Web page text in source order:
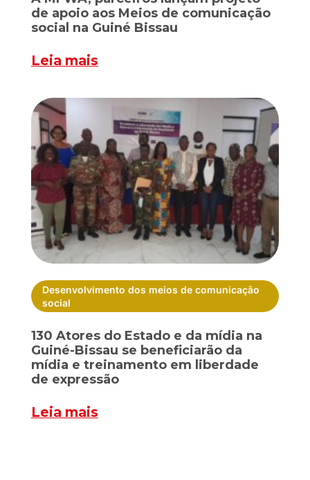
de apoio aos Meios de comunicação
social na Guiné Bissau
Leia mais
Desenvolvimento dos meios de comunicação
social
130 Atores do Estado e da mídia na
Guiné-Bissau se beneficiarão da
mídia e treinamento em liberdade
de expressão
Leia mais